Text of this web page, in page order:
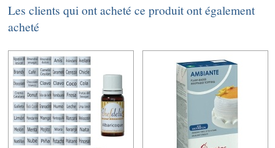
Les clients qui ont acheté ce produit ont également
acheté